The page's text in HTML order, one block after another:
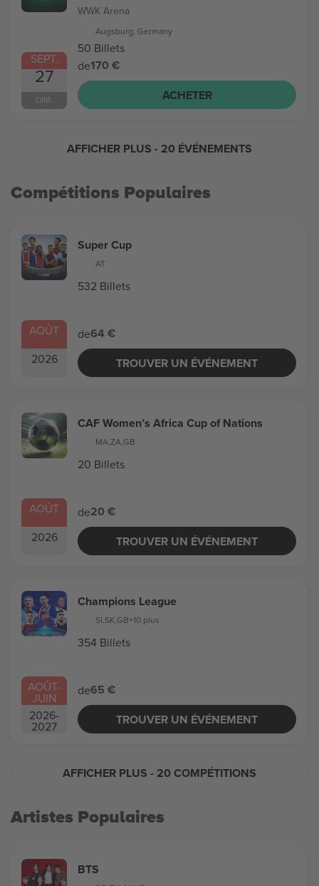
SEPT.
27
DIM.
WWK Arena
Augsburg, Germany
50 Billets
de170 €
ACHETER
AFFICHER PLUS - 20 ÉVÉNEMENTS
Compétitions Populaires
AOÛT
2026
Super Cup
AT
532 Billets
de64 €
TROUVER UN ÉVÉNEMENT
AOÛT
2026
CAF Women’s Africa Cup of Nations
MA,ZA,GB
20 Billets
de20 €
TROUVER UN ÉVÉNEMENT
AOÛT-
JUIN
2026-
2027
Champions League
SI,SK,GB+10 plus
354 Billets
de65 €
TROUVER UN ÉVÉNEMENT
AFFICHER PLUS - 20 COMPÉTITIONS
Artistes Populaires
BTS